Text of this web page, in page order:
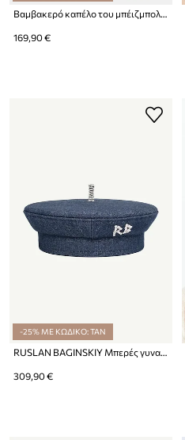
169,90 €
-25% ΜΕ ΚΩΔΙΚΟ: TAN
RUSLAN BAGINSKIY Μπερές γυναικείος ντένιμ
309,90 €